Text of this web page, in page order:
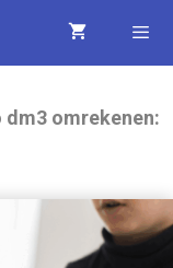
omrekenen: